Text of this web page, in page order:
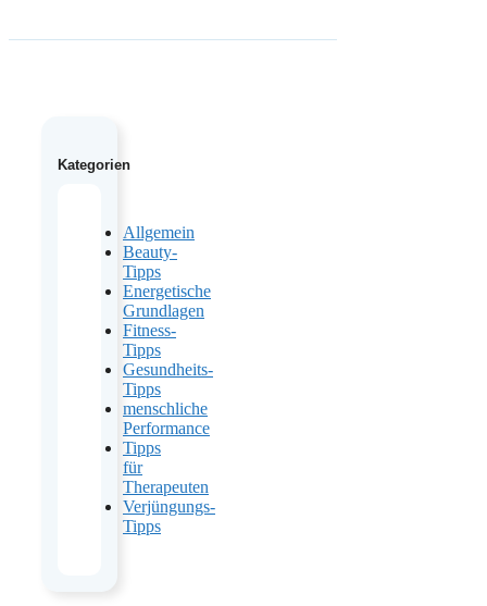
Kategorien
Allgemein
Beauty-
Tipps
Energetische
Grundlagen
Fitness-
Tipps
Gesundheits-
Tipps
menschliche
Performance
Tipps
für
Therapeuten
Verjüngungs-
Tipps